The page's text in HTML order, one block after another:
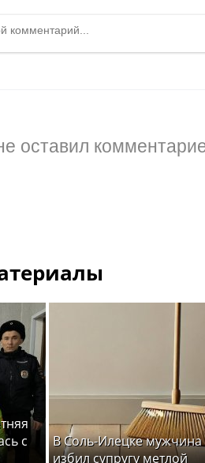
оставил
с
В Соль-Илецке мужчина
избил супругу метлой